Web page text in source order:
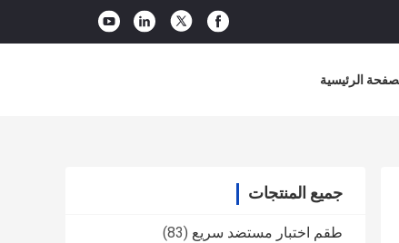
الرئيسية
جميع المنتجات
طقم اختبار مستضد سريع (83)